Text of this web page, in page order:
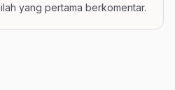
yang pertama berkomentar.